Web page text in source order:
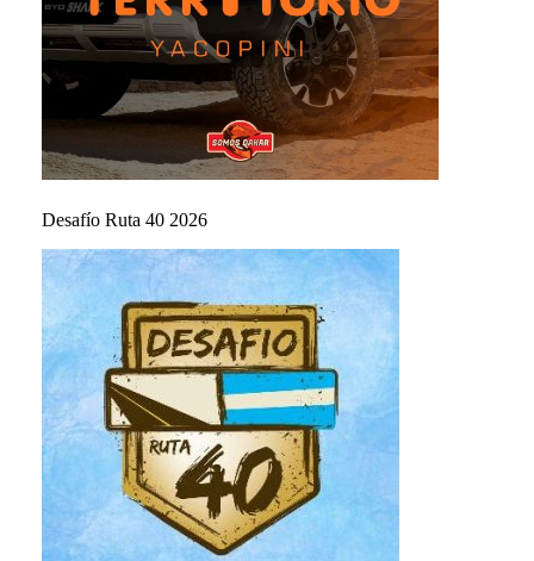
Desafío Ruta 40 2026